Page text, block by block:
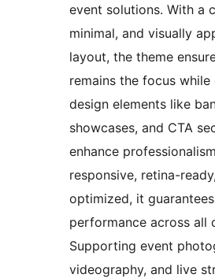
event solutions. With a
minimal, and visually
layout, the theme
remains the focus while
design elements like
showcases, and CTA
enhance
responsive, retina-
optimized, it
performance across all
Supporting event
videography, and live